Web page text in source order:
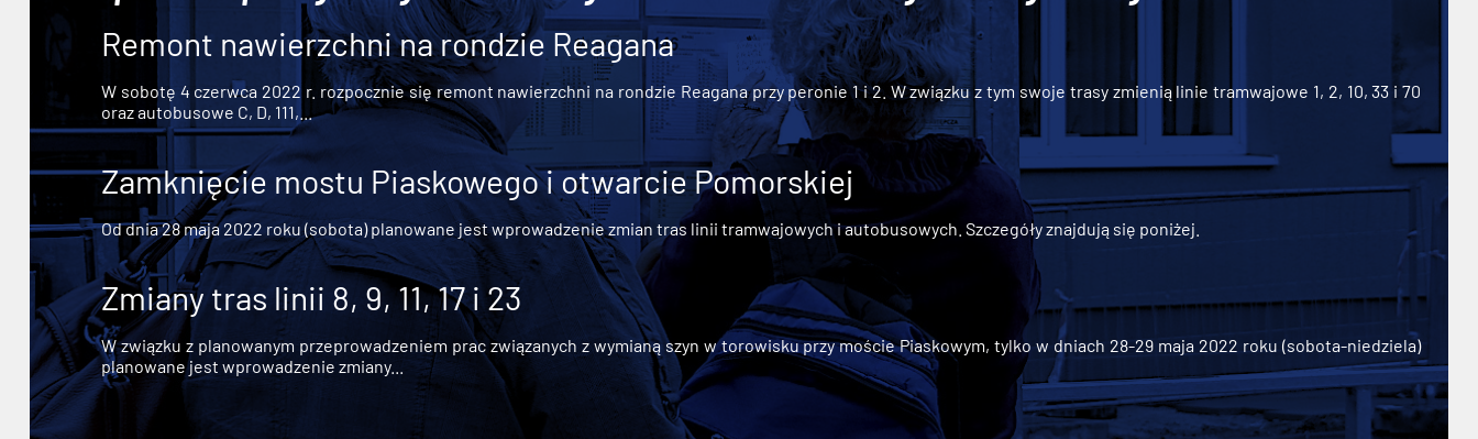
Remont nawierzchni na rondzie Reagana
W sobotę 4 czerwca 2022 r. rozpocznie się remont nawierzchni na rondzie Reagana przy peronie 1 i 2. W związku z tym swoje trasy zmienią linie tramwajowe 1, 2, 10, 33 i 70
oraz autobusowe C, D, 111,...
Zamknięcie mostu Piaskowego i otwarcie Pomorskiej
Od dnia 28 maja 2022 roku (sobota) planowane jest wprowadzenie zmian tras linii tramwajowych i autobusowych. Szczegóły znajdują się poniżej.
Zmiany tras linii 8, 9, 11, 17 i 23
W związku z planowanym przeprowadzeniem prac związanych z wymianą szyn w torowisku przy moście Piaskowym, tylko w dniach 28-29 maja 2022 roku (sobota-niedziela)
planowane jest wprowadzenie zmiany...